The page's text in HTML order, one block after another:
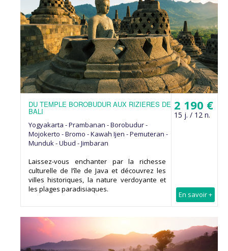
2 190 €
15 j. / 12 n.
En savoir +
DU TEMPLE BOROBUDUR AUX RIZIERES DE
BALI
Yogyakarta - Prambanan - Borobudur -
Mojokerto - Bromo - Kawah Ijen - Pemuteran -
Munduk - Ubud - Jimbaran
Laissez-vous enchanter par la richesse
culturelle de l’île de Java et découvrez les
villes historiques, la nature verdoyante et
les plages paradisiaques.